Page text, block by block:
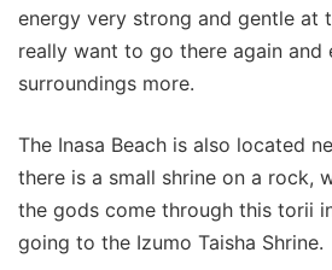
energy very strong and gentle at
really want to go there again and
surroundings more.
The Inasa Beach is also located
there is a small shrine on a rock,
the gods come through this torii
going to the Izumo Taisha Shrine.